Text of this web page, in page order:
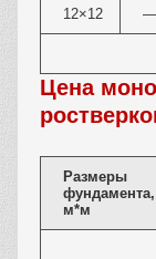
12×12 —
Цена
Размеры
фундамента,
м*м